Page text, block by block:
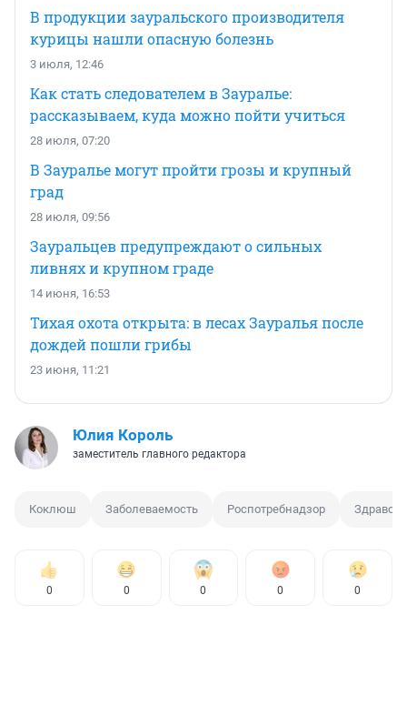
В продукции зауральского производителя
курицы нашли опасную болезнь
3 июля, 12:46
Как стать следователем в Зауралье:
рассказываем, куда можно пойти учиться
28 июля, 07:20
В Зауралье могут пройти грозы и крупный
град
28 июля, 09:56
Зауральцев предупреждают о сильных
ливнях и крупном граде
14 июня, 16:53
Тихая охота открыта: в лесах Зауралья после
дождей пошли грибы
23 июня, 11:21
Юлия Король
заместитель главного редактора
Коклюш Заболеваемость Роспотребнадзор
0 0 0 0 0